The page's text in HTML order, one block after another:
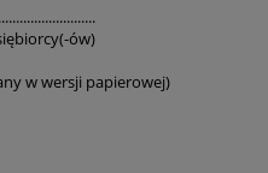
ów)
w wersji papierowej)